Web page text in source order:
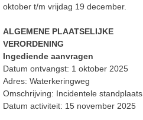
oktober t/m vrijdag 19 december.
ALGEMENE PLAATSELIJKE
VERORDENING
Ingediende aanvragen
Datum ontvangst: 1 oktober 2025
Adres: Waterkeringweg
Omschrijving: Incidentele standplaats
Datum activiteit: 15 november 2025